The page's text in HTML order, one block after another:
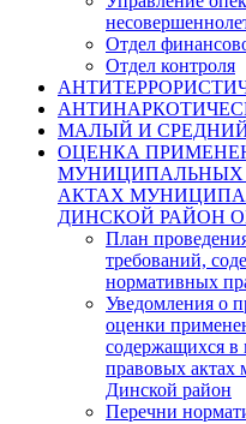
Отдел
Отдел контроля
МАЛЫЙ И
ОЦЕНКА
МУНИЦИПАЛЬНЫХ
АКТАХ
ДИНСКОЙ РАЙОН
План
требований,
нормативных
Уведомления о
оценки
содержащихся
правовых актах
Динской район
Перечни